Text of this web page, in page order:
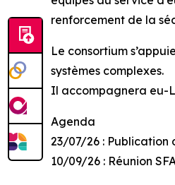
renforcement de la
Le consortium
systèmes complexes.
Il accompagnera eu-
Agenda
23/07/26 : Publication
10/09/26 : Réunion